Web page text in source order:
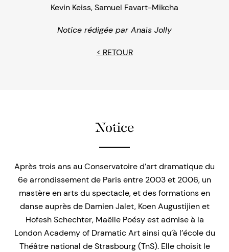
Kevin Keiss,Samuel Favart-Mikcha
Notice rédigée par Anaïs Jolly
< RETOUR
Notice
Après trois ans au Conservatoire d’art dramatique du
6e arrondissement de Paris entre 2003 et 2006, un
mastère en arts du spectacle, et des formations en
danse auprès de Damien Jalet, Koen Augustijien et
Hofesh Schechter, Maëlle Poésy est admise à la
London Academy of Dramatic Art ainsi qu’à l’école du
Théâtre national de Strasbourg (TnS). Elle choisit le